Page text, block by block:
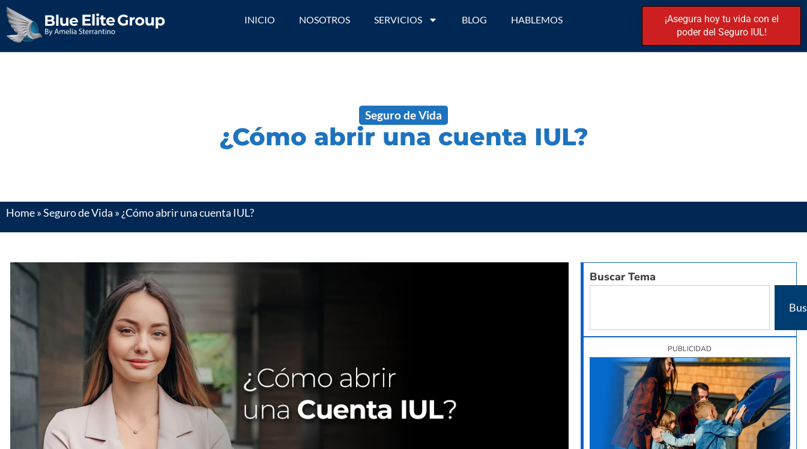
INICIO NOSOTROS SERVICIOS BLOG HABLEMOS
¡Asegura hoy tu vida con el
poder del Seguro IUL!
Seguro de Vida
¿Cómo abrir una cuenta IUL?
Home»Seguro de Vida » ¿Cómo abrir una cuenta IUL?
Buscar Tema
PUBLICIDAD